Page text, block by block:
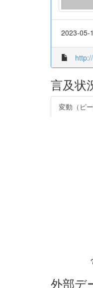
2023-05-
言及状
変動（ピ
外部デ